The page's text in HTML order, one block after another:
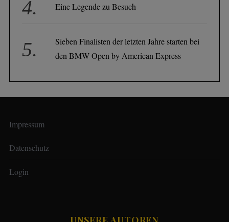
Eine Legende zu Besuch
Sieben Finalisten der letzten Jahre starten bei
den BMW Open by American Express
Impressum
Datenschutz
Login